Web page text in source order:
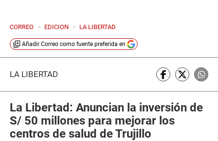
CORREO > EDICION > LA LIBERTAD
Añadir Correo como fuente preferida en
LA LIBERTAD
La Libertad: Anuncian la inversión de
S/ 50 millones para mejorar los
centros de salud de Trujillo